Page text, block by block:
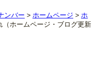
ンバー > ホームページ > ホ
（ホームページ・ブログ更新